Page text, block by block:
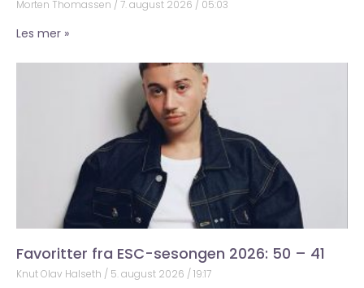
Morten Thomassen 7. august 2026 05:03
Les mer »
Favoritter fra ESC-sesongen 2026: 50 – 41
Knut Olav Halseth 5. august 2026 19:17